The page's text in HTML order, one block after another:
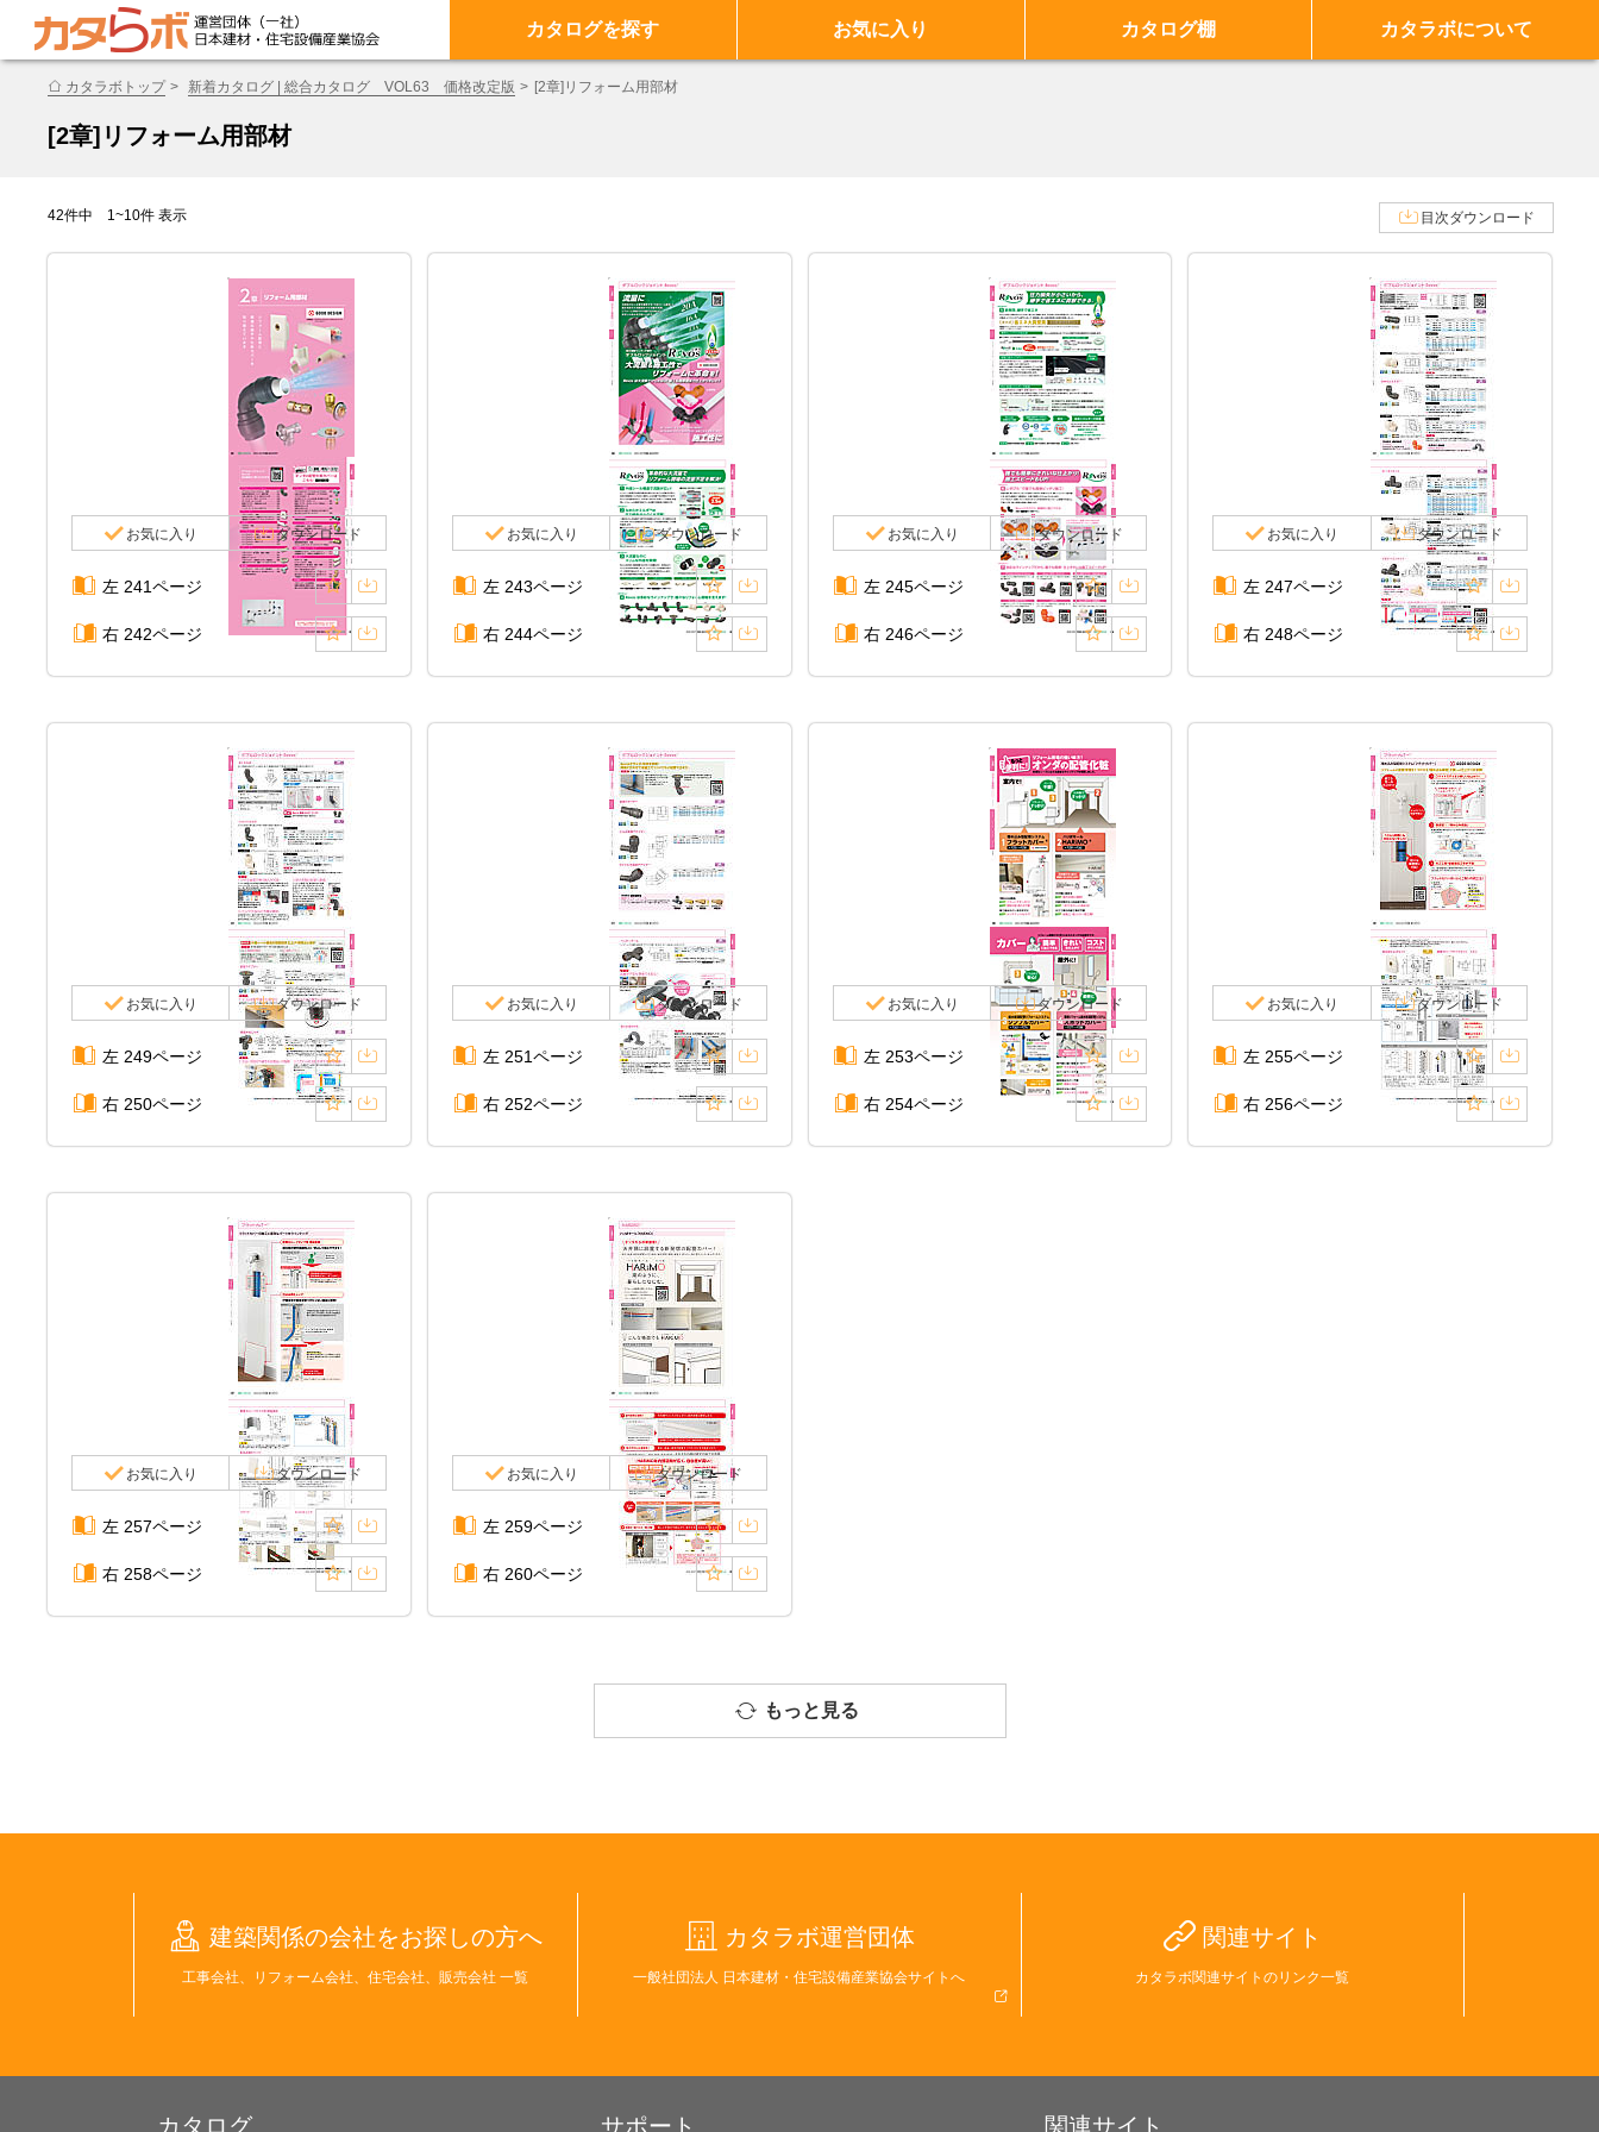
カタログを探す お気に入り カタログ棚 カタラボについて
カタラボトップ 新着カタログ | 総合カタログ VOL63 価格改定版 [2章]リフォーム用部材
[2章]リフォーム用部材
42件中 1~10件 表示 目次ダウンロード
お気に入り ダウンロード
左 241ページ
右 242ページ
お気に入り ダウンロード
左 243ページ
右 244ページ
お気に入り ダウンロード
左 245ページ
右 246ページ
お気に入り ダウンロード
左 247ページ
右 248ページ
お気に入り ダウンロード
左 249ページ
右 250ページ
お気に入り ダウンロード
左 251ページ
右 252ページ
お気に入り ダウンロード
左 253ページ
右 254ページ
お気に入り ダウンロード
左 255ページ
右 256ページ
お気に入り ダウンロード
左 257ページ
右 258ページ
お気に入り ダウンロード
左 259ページ
右 260ページ
もっと見る
建築関係の会社をお探しの方へ
工事会社、リフォーム会社、住宅会社、販売会社 一覧
カタラボ運営団体
一般社団法人 日本建材・住宅設備産業協会サイトへ
関連サイト
カタラボ関連サイトのリンク一覧
カタログ サポート 関連サイト